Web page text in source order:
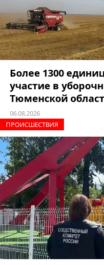
Более 1300
участие в
Тюменской
06.08.2026
ПРОИCШЕСТВИЯ